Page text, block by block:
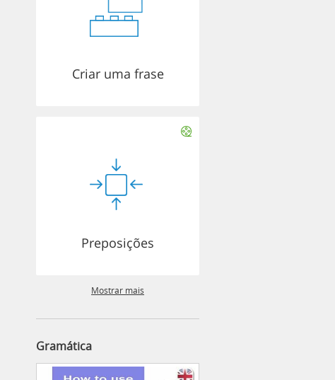
Criar uma frase
Preposições
Mostrar mais
Gramática